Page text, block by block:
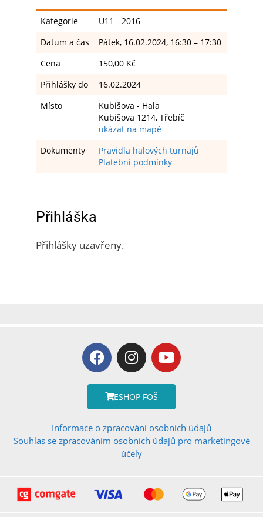
Kategorie
U11 - 2016
Datum a čas
Pátek, 16.02.2024, 16:30 – 17:30
Cena
150,00 Kč
Přihlášky do
16.02.2024
Místo
Kubišova - Hala
Kubišova 1214, Třebíč
ukázat na mapě
Dokumenty
Pravidla halových turnajů
Platební podmínky
Přihláška
Přihlášky uzavřeny.
ESHOP FOŠ
Informace o zpracování osobních údajů
Souhlas se zpracováním osobních údajů pro marketingové
účely